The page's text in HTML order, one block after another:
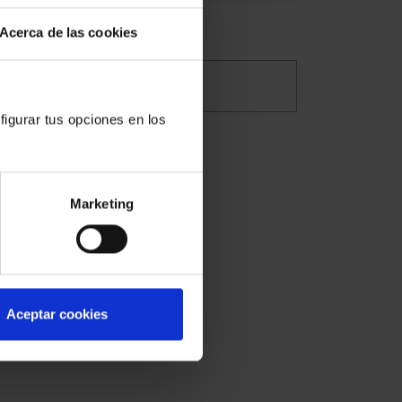
Acerca de las cookies
tus opciones en los
Marketing
Aceptar cookies